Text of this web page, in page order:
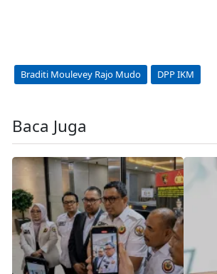
Braditi Moulevey Rajo Mudo DPP IKM
Baca Juga